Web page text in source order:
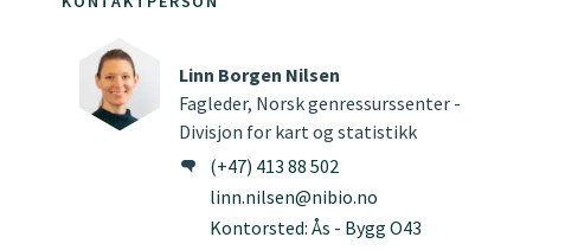
Linn Borgen Nilsen
Fagleder, Norsk genressurssenter -
Divisjon for kart og statistikk
(+47) 413 88 502
linn.nilsen@nibio.no
Kontorsted: Ås - Bygg O43